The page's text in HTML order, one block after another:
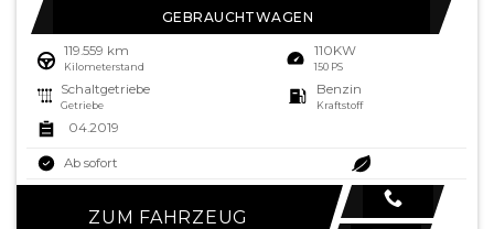
GEBRAUCHTWAGEN
119.559 km
Kilometerstand
110KW
150 PS
Schaltgetriebe
Getriebe
Benzin
Kraftstoff
04.2019
Ab sofort
ZUM FAHRZEUG